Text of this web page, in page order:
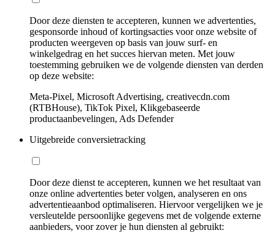
Door deze diensten te accepteren, kunnen we advertenties,
gesponsorde inhoud of kortingsacties voor onze website of
producten weergeven op basis van jouw surf- en
winkelgedrag en het succes hiervan meten. Met jouw
toestemming gebruiken we de volgende diensten van derden
op deze website:
Meta-Pixel, Microsoft Advertising, creativecdn.com
(RTBHouse), TikTok Pixel, Klikgebaseerde
productaanbevelingen, Ads Defender
Uitgebreide conversietracking
Door deze dienst te accepteren, kunnen we het resultaat van
onze online advertenties beter volgen, analyseren en ons
advertentieaanbod optimaliseren. Hiervoor vergelijken we je
versleutelde persoonlijke gegevens met de volgende externe
aanbieders, voor zover je hun diensten al gebruikt: